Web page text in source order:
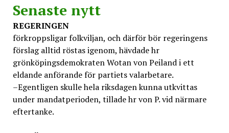
Senaste nytt
REGERINGEN
förkroppsligar folkviljan, och därför bör regeringens
förslag alltid röstas igenom, hävdade hr
grönköpingsdemokraten Wotan von Peiland i ett
eldande anförande för partiets valarbetare.
–Egentligen skulle hela riksdagen kunna utkvittas
under mandatperioden, tillade hr von P. vid närmare
eftertanke.